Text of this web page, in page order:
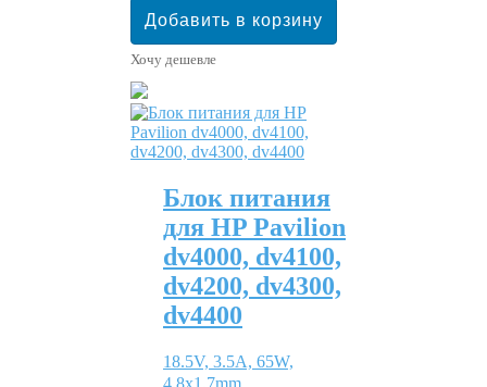
Хочу дешевле
Блок питания
для HP Pavilion
dv4000, dv4100,
dv4200, dv4300,
dv4400
18.5V, 3.5A, 65W,